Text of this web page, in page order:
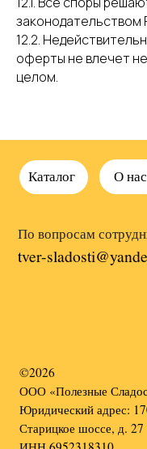
законодательством
12.2.
оферты не влечет
целом.